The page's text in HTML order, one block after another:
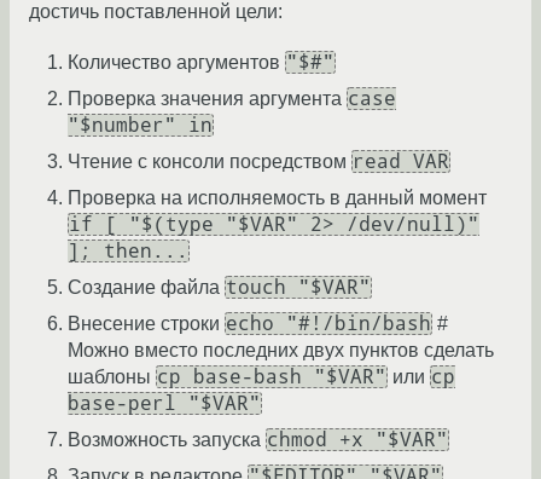
достичь поставленной цели:
Количество аргументов "$#"
Проверка значения аргумента case
"$number" in
Чтение с консоли посредством read VAR
Проверка на исполняемость в данный момент
if [ "$(type "$VAR" 2> /dev/null)"
]; then...
Создание файла touch "$VAR"
Внесение строки echo "#!/bin/bash #
Можно вместо последних двух пунктов сделать
шаблоны cp base-bash "$VAR" или cp
base-perl "$VAR"
Возможность запуска chmod +x "$VAR"